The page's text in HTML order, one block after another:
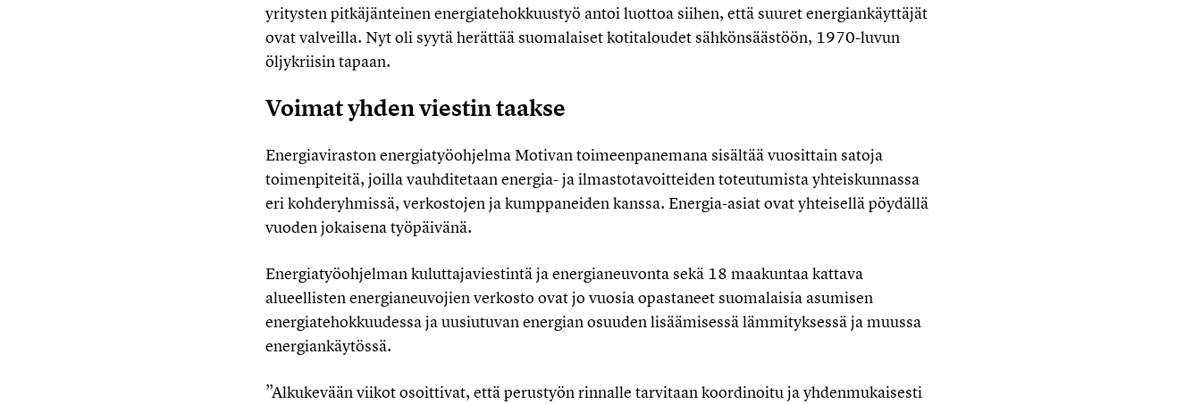
yritysten pitkäjänteinen energiatehokkuustyö antoi luottoa siihen, että suuret energiankäyttäjät
ovat valveilla. Nyt oli syytä herättää suomalaiset kotitaloudet sähkönsäästöön, 1970-luvun
öljykriisin tapaan.
Voimat yhden viestin taakse
Energiaviraston energiatyöohjelma Motivan toimeenpanemana sisältää vuosittain satoja
toimenpiteitä, joilla vauhditetaan energia- ja ilmastotavoitteiden toteutumista yhteiskunnassa
eri kohderyhmissä, verkostojen ja kumppaneiden kanssa. Energia-asiat ovat yhteisellä pöydällä
vuoden jokaisena työpäivänä.
Energiatyöohjelman kuluttajaviestintä ja energianeuvonta sekä 18 maakuntaa kattava
alueellisten energianeuvojien verkosto ovat jo vuosia opastaneet suomalaisia asumisen
energiatehokkuudessa ja uusiutuvan energian osuuden lisäämisessä lämmityksessä ja muussa
energiankäytössä.
”Alkukevään viikot osoittivat, että perustyön rinnalle tarvitaan koordinoitu ja yhdenmukaisesti